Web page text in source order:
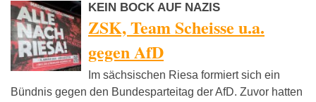
KEIN BOCK AUF NAZIS
ZSK, Team Scheisse u.a.
gegen AfD
Im sächsischen Riesa formiert sich ein
Bündnis gegen den Bundesparteitag der AfD. Zuvor hatten